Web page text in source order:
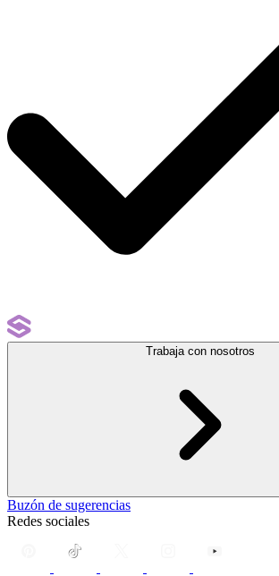
Trabaja con nosotros
Buzón de sugerencias
Redes sociales